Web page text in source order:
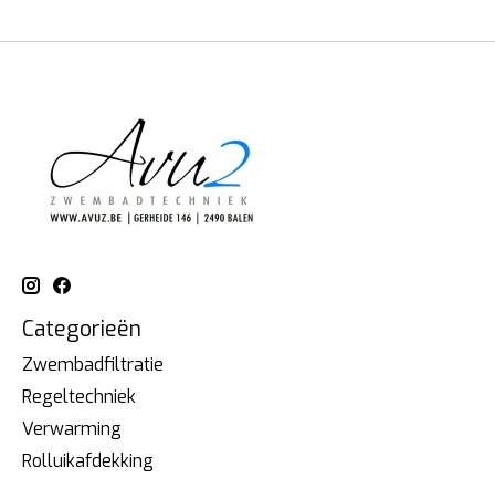
Categorieën
Zwembadfiltratie
Regeltechniek
Verwarming
Rolluikafdekking